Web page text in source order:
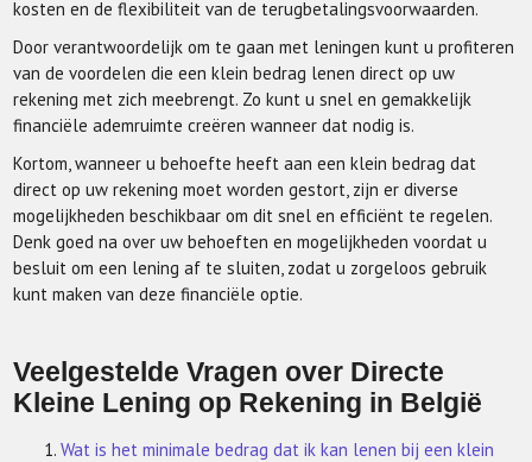
kosten en de flexibiliteit van de terugbetalingsvoorwaarden.
Door verantwoordelijk om te gaan met leningen kunt u profiteren
van de voordelen die een klein bedrag lenen direct op uw
rekening met zich meebrengt. Zo kunt u snel en gemakkelijk
financiële ademruimte creëren wanneer dat nodig is.
Kortom, wanneer u behoefte heeft aan een klein bedrag dat
direct op uw rekening moet worden gestort, zijn er diverse
mogelijkheden beschikbaar om dit snel en efficiënt te regelen.
Denk goed na over uw behoeften en mogelijkheden voordat u
besluit om een lening af te sluiten, zodat u zorgeloos gebruik
kunt maken van deze financiële optie.
Veelgestelde Vragen over Directe
Kleine Lening op Rekening in België
Wat is het minimale bedrag dat ik kan lenen bij een klein